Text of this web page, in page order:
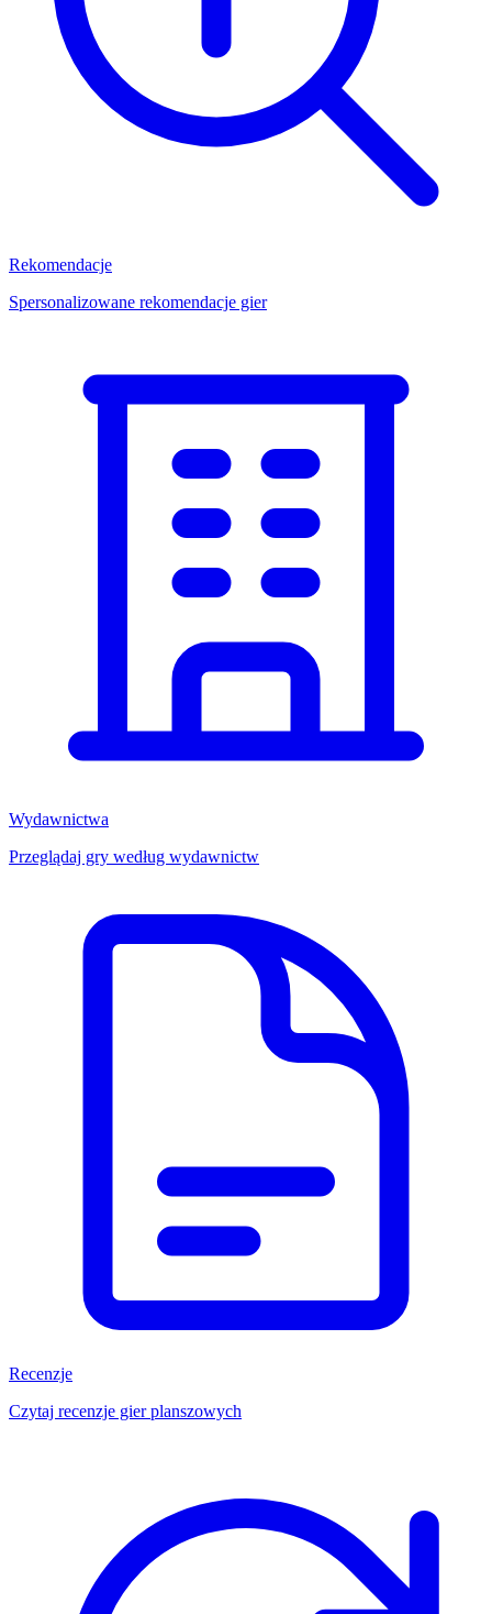
Rekomendacje
Spersonalizowane rekomendacje gier
Wydawnictwa
Przeglądaj gry według wydawnictw
Recenzje
Czytaj recenzje gier planszowych